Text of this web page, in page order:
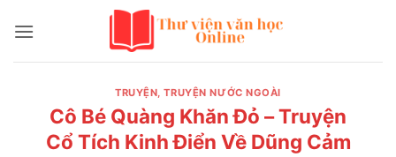
qua
TRUYỆN,TRUYỆN NƯỚC NGOÀI
Cô Bé Quàng Khăn Đỏ – Truyện
Cổ Tích Kinh Điển Về Dũng Cảm